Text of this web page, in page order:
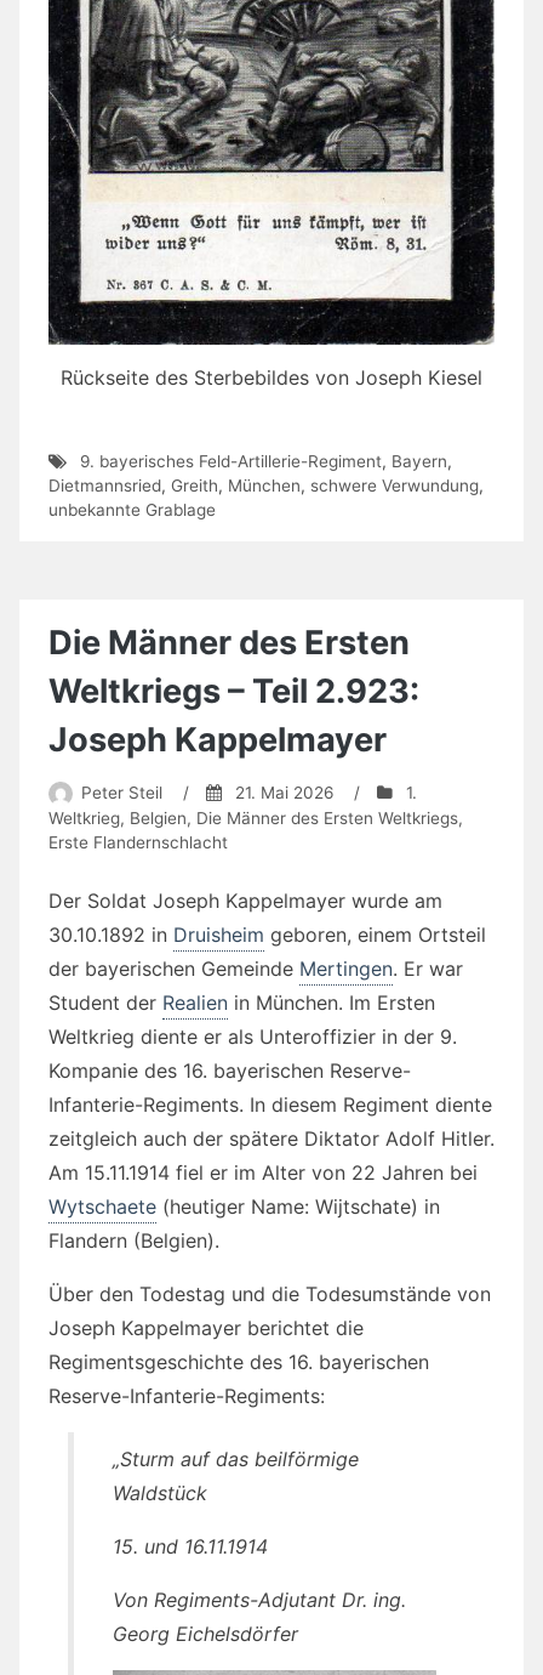
Rückseite des Sterbebildes von Joseph Kiesel
9. bayerisches Feld-Artillerie-Regiment, Bayern,
Dietmannsried, Greith, München, schwere Verwundung,
unbekannte Grablage
Die Männer des Ersten
Weltkriegs – Teil 2.923:
Joseph Kappelmayer
Peter Steil / 21. Mai 2026 /
1.
Weltkrieg, Belgien, Die Männer des Ersten Weltkriegs,
Erste Flandernschlacht
Der Soldat Joseph Kappelmayer wurde am
30.10.1892 in Druisheim geboren, einem Ortsteil
der bayerischen Gemeinde Mertingen. Er war
Student der Realien in München. Im Ersten
Weltkrieg diente er als Unteroffizier in der 9.
Kompanie des 16. bayerischen Reserve-
Infanterie-Regiments. In diesem Regiment diente
zeitgleich auch der spätere Diktator Adolf Hitler.
Am 15.11.1914 fiel er im Alter von 22 Jahren bei
Wytschaete (heutiger Name: Wijtschate) in
Flandern (Belgien).
Über den Todestag und die Todesumstände von
Joseph Kappelmayer berichtet die
Regimentsgeschichte des 16. bayerischen
Reserve-Infanterie-Regiments:
„Sturm auf das beilförmige
Waldstück
15. und 16.11.1914
Von Regiments-Adjutant Dr. ing.
Georg Eichelsdörfer